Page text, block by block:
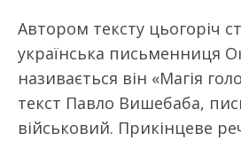
Автором тексту цьогоріч
українська письменниця
називається він «Магія
текст Павло Вишебаба,
військовий. Прикінцеве